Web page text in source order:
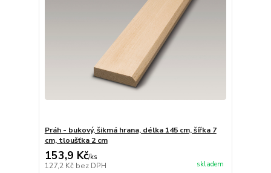
Práh - bukový, šikmá hrana, délka 145 cm, šířka 7
cm, tloušťka 2 cm
153,9 Kč/ks
127,2 Kč bez DPH skladem